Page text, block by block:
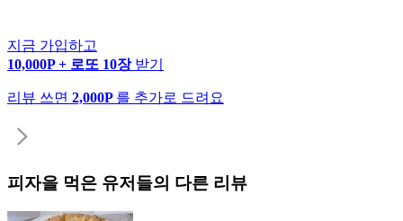
지금 가입하고
10,000P + 로또 10장 받기
리뷰 쓰면 2,000P 를 추가로 드려요
피자을 먹은 유저들의 다른 리뷰